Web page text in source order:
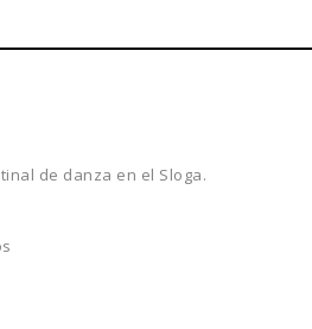
de danza en el Sloga.